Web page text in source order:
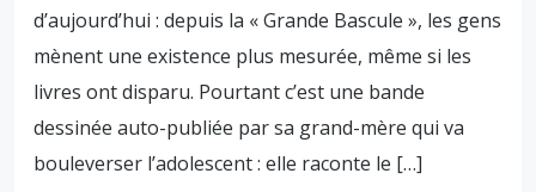
d’aujourd’hui : depuis la « Grande Bascule », les gens
mènent une existence plus mesurée, même si les
livres ont disparu. Pourtant c’est une bande
dessinée auto-publiée par sa grand-mère qui va
bouleverser l’adolescent : elle raconte le […]